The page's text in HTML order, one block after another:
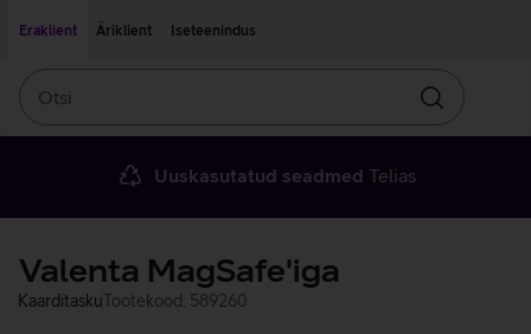
Eraklient
Äriklient Iseteenindus
Otsin
Uuskasutatud seadmed Telias
Valenta MagSafe'iga
KaarditaskuTootekood: 589260